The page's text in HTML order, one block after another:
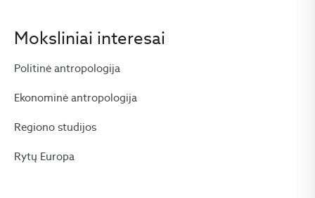
Moksliniai interesai
Politinė antropologija
Ekonominė antropologija
Regiono studijos
Rytų Europa